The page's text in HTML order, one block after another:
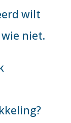
wilt
niet.